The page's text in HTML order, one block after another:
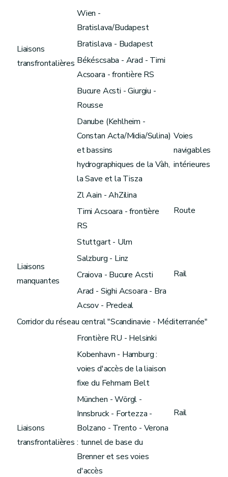
Liaisons
transfrontalières
Wien -
Bratislava/Budapest
Bratislava - Budapest
Békéscsaba - Arad - Timi
Acsoara - frontière RS
Bucure Acsti - Giurgiu -
Rousse
Danube (Kehlheim -
Constan Acta/Midia/Sulina)
et bassins
hydrographiques de la Vàh,
la Save et la Tisza
Voies
navigables
intérieures
Zl Aain - AhZilina
Route
Timi Acsoara - frontière
RS
Liaisons
manquantes
Stuttgart - Ulm
Rail
Salzburg - Linz
Craiova - Bucure Acsti
Arad - Sighi Acsoara - Bra
Acsov - Predeal
Corridor du réseau central "Scandinavie - Méditerranée"
Liaisons
transfrontalières
Frontière RU - Helsinki
Rail
Kobenhavn - Hamburg :
voies d'accès de la liaison
fixe du Fehmarn Belt
München - Wörgl -
Innsbruck - Fortezza -
Bolzano - Trento - Verona
: tunnel de base du
Brenner et ses voies
d'accès